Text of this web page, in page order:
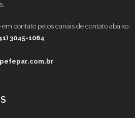
contato pelos canais de contato abaixo:
3045-1064